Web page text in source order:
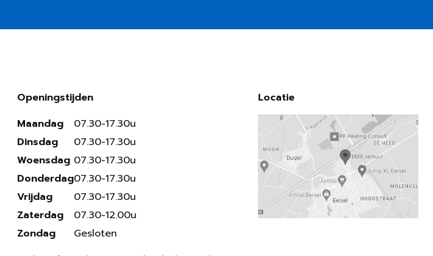
Openingstijden
Maandag
Dinsdag
Woensdag
Donderdag
Vrijdag
Zaterdag
Zondag
07.30-17.30u
07.30-17.30u
07.30-17.30u
07.30-17.30u
07.30-17.30u
07.30-12.00u
Gesloten
Locatie